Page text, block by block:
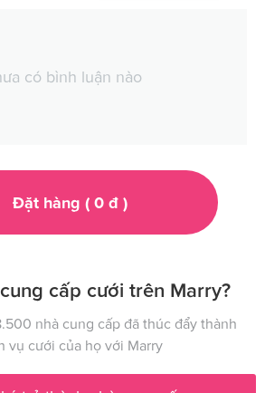
có bình luận nào
Đặt hàng ( 0đ )
cấp cưới trên Marry?
nhà cung cấp đã thúc đẩy thành
vụ cưới của họ với Marry